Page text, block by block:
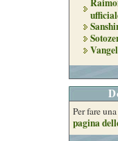
Per fare
pagina